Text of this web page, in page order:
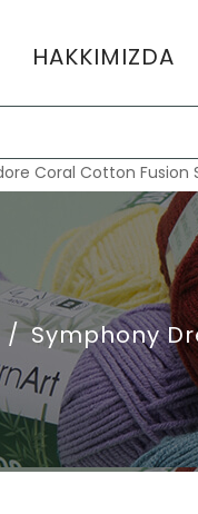
HAKKIMIZDA
Coral Cotton Fusion
/ Symphony